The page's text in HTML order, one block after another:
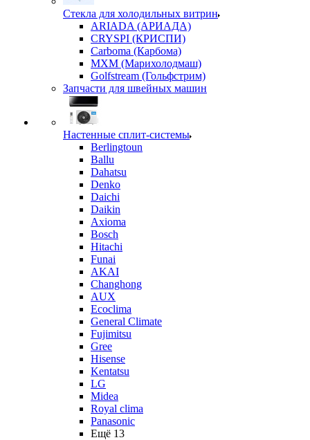
Стекла для холодильных витрин
ARIADA (АРИАДА)
CRYSPI (КРИСПИ)
Carboma (Карбома)
MXM (Марихолодмаш)
Golfstream (Гольфстрим)
Запчасти для швейных машин
Настенные сплит-системы
Berlingtoun
Ballu
Dahatsu
Denko
Daichi
Daikin
Axioma
Bosch
Hitachi
Funai
AKAI
Changhong
AUX
Ecoclima
General Climate
Fujimitsu
Gree
Hisense
Kentatsu
LG
Midea
Royal clima
Panasonic
Ещё 13